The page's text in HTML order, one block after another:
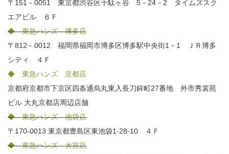
〒151－0051 東京都渋谷区千駄ヶ谷 5－24－2 タイムズスク
エアビル ６Ｆ
◆ 東急ハンズ 博多店
〒812－0012 福岡県福岡市博多区博多駅中央街1－1 ＪＲ博多
シティ ４Ｆ
◆ 東急ハンズ 京都店
京都府京都市下京区四条通烏丸東入長刀鉾町27番地 外市秀裳苑
ビル 大丸京都店周辺店舗
◆ 東急ハンズ 池袋店
〒170-0013 東京都豊島区東池袋1-28-10 ４Ｆ
◆ 東急ハンズ 大宮店